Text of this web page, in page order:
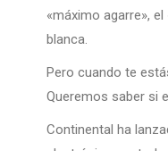
«máximo agarre»,
blanca.
Pero cuando te
Queremos saber si
Continental ha